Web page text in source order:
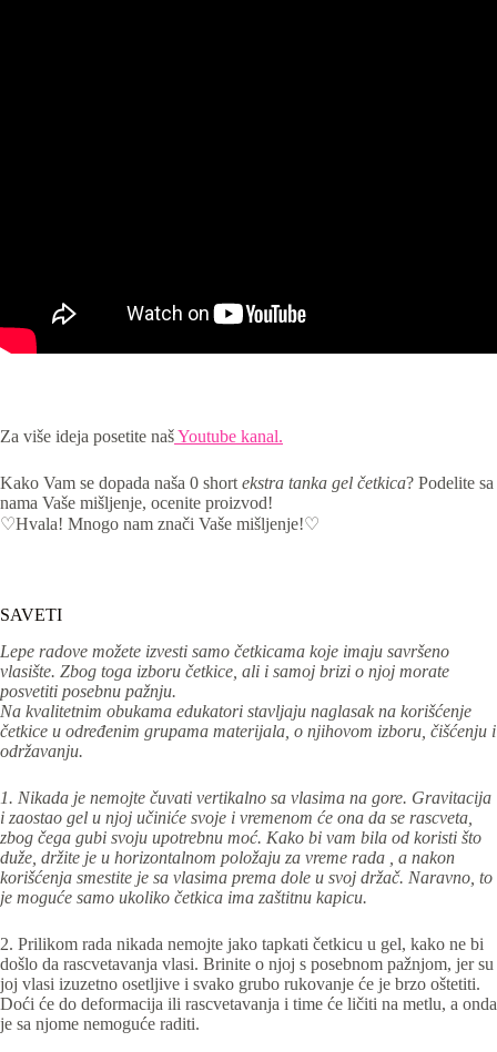
Za više ideja posetite našYoutube kanal.
Kako Vam se dopada naša 0 short ekstra tanka gel četkica? Podelite sa
nama Vaše mišljenje, ocenite proizvod!
♡Hvala! Mnogo nam znači Vaše mišljenje!♡
SAVETI
Lepe radove možete izvesti samo četkicama koje imaju savršeno
vlasište. Zbog toga izboru četkice, ali i samoj brizi o njoj morate
posvetiti posebnu pažnju.
Na kvalitetnim obukama edukatori stavljaju naglasak na korišćenje
četkice u određenim grupama materijala, o njihovom izboru, čišćenju i
održavanju.
1. Nikada je nemojte čuvati vertikalno sa vlasima na gore. Gravitacija
i zaostao gel u njoj učiniće svoje i vremenom će ona da se rascveta,
zbog čega gubi svoju upotrebnu moć. Kako bi vam bila od koristi što
duže, držite je u horizontalnom položaju za vreme rada , a nakon
korišćenja smestite je sa vlasima prema dole u svoj držač. Naravno, to
je moguće samo ukoliko četkica ima zaštitnu kapicu.
2. Prilikom rada nikada nemojte jako tapkati četkicu u gel, kako ne bi
došlo da rascvetavanja vlasi. Brinite o njoj s posebnom pažnjom, jer su
joj vlasi izuzetno osetljive i svako grubo rukovanje će je brzo oštetiti.
Doći će do deformacija ili rascvetavanja i time će ličiti na metlu, a onda
je sa njome nemoguće raditi.